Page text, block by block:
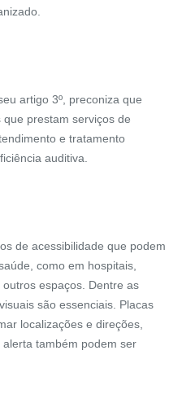
artigo 3º, preconiza que
prestam serviços de
e tratamento
auditiva.
de acessibilidade que podem
como em hospitais,
espaços. Dentre as
são essenciais. Placas
localizações e direções,
também podem ser